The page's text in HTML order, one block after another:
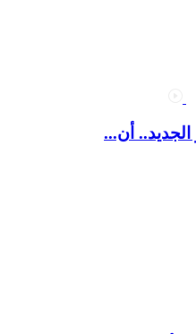
الجديد.. أن...